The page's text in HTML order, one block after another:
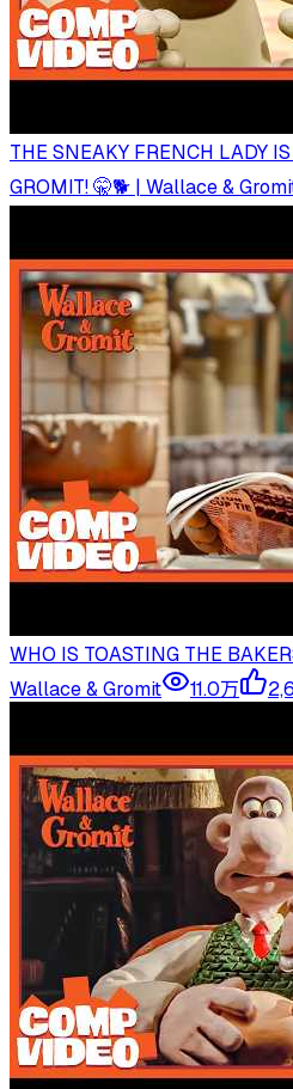
THE SNEAKY FRENCH LADY
GROMIT! 🤫🐕 | Wallace &
WHO IS TOASTING THE
Wallace & Gromit
11.0万